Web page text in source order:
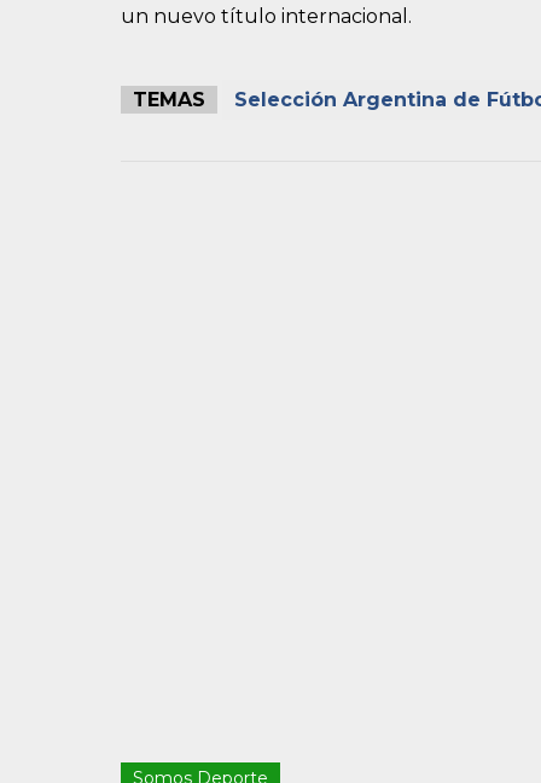
un nuevo título internacional.
TEMAS Selección Argentina de